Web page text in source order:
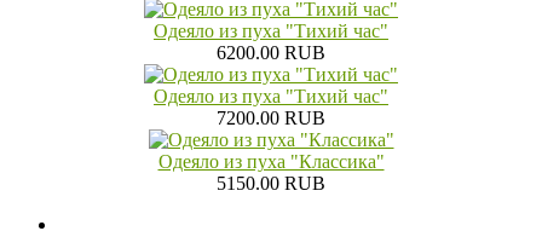
Одеяло из пуха "Тихий час"
6200.00 RUB
Одеяло из пуха "Тихий час"
7200.00 RUB
Одеяло из пуха "Классика"
5150.00 RUB